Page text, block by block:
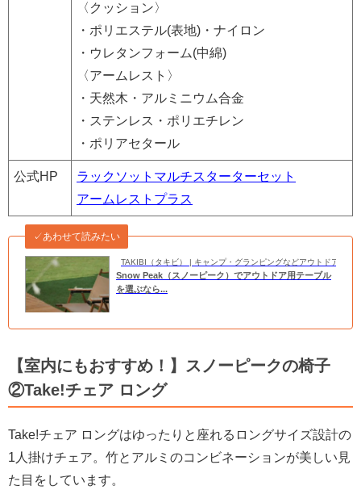
〈クッション〉
・ポリエステル(表地)・ナイロン
・ウレタンフォーム(中綿)
〈アームレスト〉
・天然木・アルミニウム合金
・ステンレス・ポリエチレン
・ポリアセタール
公式HP
ラックソットマルチスターターセット
アームレストプラス
TAKIBI（タキビ） | キャンプ・グランピングなどアウトドアの総
✓あわせて読みたい
Snow Peak（スノーピーク）でアウトドア用テーブル
を選ぶなら...
【室内にもおすすめ！】スノーピークの椅子
②Take!チェア ロング
Take!チェア ロングはゆったりと座れるロングサイズ設計の
1人掛けチェア。竹とアルミのコンビネーションが美しい見
た目をしています。